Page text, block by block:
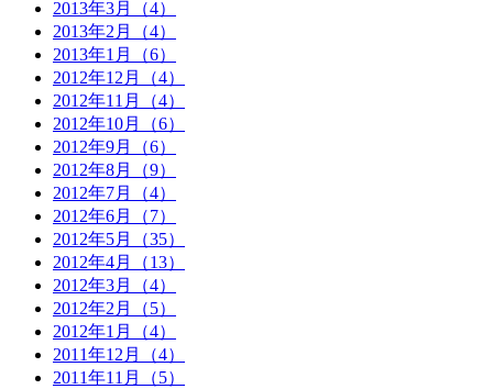
2013年3月（4）
2013年2月（4）
2013年1月（6）
2012年12月（4）
2012年11月（4）
2012年10月（6）
2012年9月（6）
2012年8月（9）
2012年7月（4）
2012年6月（7）
2012年5月（35）
2012年4月（13）
2012年3月（4）
2012年2月（5）
2012年1月（4）
2011年12月（4）
2011年11月（5）